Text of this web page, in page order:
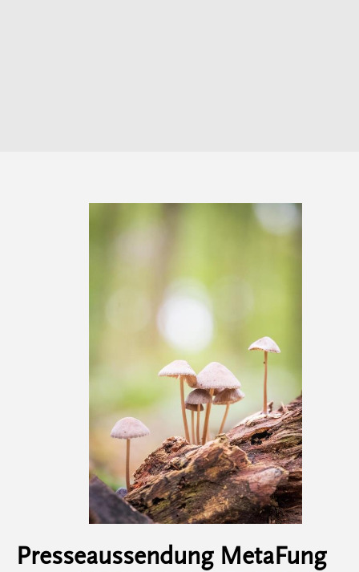
Presseaussendung MetaFung